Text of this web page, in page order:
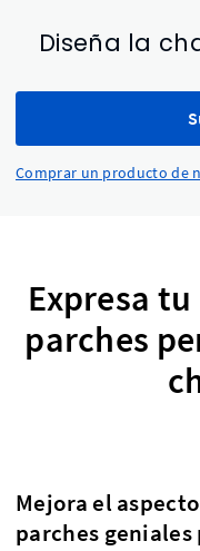
Diseña la
Comprar un producto de
Expresa
parches
Mejora el
parches